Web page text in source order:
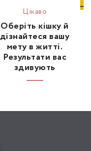
Цікаво
Оберіть кішку й
дізнайтеся вашу
мету в житті.
Результати вас
здивують